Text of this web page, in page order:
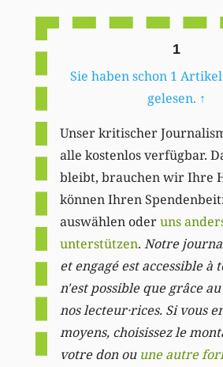
1
Sie haben schon 1
gelesen. ↑
Unser kritischer
alle kostenlos verfügbar.
bleibt, brauchen wir Ihre
können Ihren
auswählen oderuns
unterstützen. Notre
et engagé est accessible à
n'est possible que grâce
nos lecteur·rices. Si vous
moyens, choisissez le
votre don ou une autre